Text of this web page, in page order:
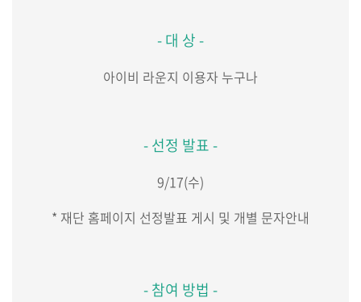
​- 대 상 -
아이비 라운지 이용자 누구나
- 선정 발표 -
9/17(수)
* 재단 홈페이지 선정발표 게시 및 개별 문자안내
- 참여 방법 -